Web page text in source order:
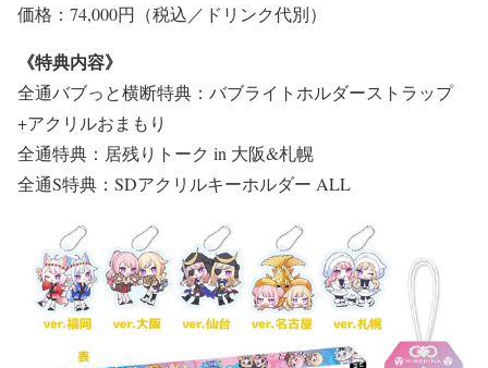
価格：74,000円（税込／ドリンク代別）
《特典内容》
全通バブっと横断特典：バブライトホルダーストラップ
+アクリルおまもり
全通特典：居残りトーク in 大阪&札幌
全通S特典：SDアクリルキーホルダー ALL